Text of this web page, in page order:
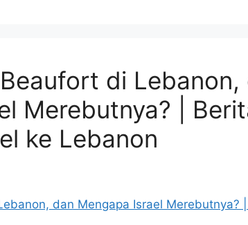
di Lebanon,
Merebutnya? |
ke Lebanon